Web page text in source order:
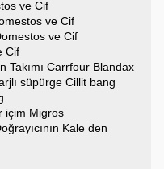
ve Cif
ve Cif
ve Cif
Cif
Takımı Carrfour Blandax
süpürge Cillit bang
içim Migros
Kale den